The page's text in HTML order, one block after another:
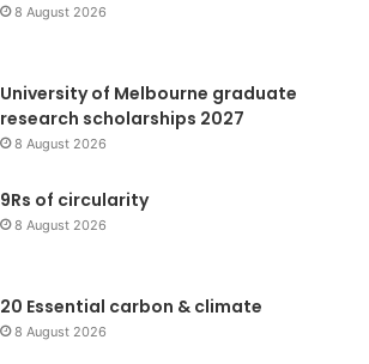
8 August 2026
University of Melbourne graduate
research scholarships 2027
8 August 2026
9Rs of circularity
8 August 2026
20 Essential carbon & climate
8 August 2026